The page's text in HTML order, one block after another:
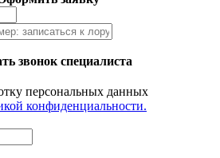
звонок специалиста
персональных данных
конфиденциальности.